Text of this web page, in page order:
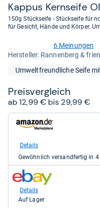
Kap­pus Kern­seife
150g Stückseife - Stückseife für
für Gesicht, Hände und Körper.
von
6 Meinungen
Her­stel­ler: Rannenberg &
Umweltfreundliche Seife
Preis­ver­gleich
ab 12,99 € bis 29,99 €
zum
Shop:
Amazon.de
12,99
kaufen.
Details
Gewöhnlich versandfertig in 4
zum
Shop:
eBay
Details
Auf Lager